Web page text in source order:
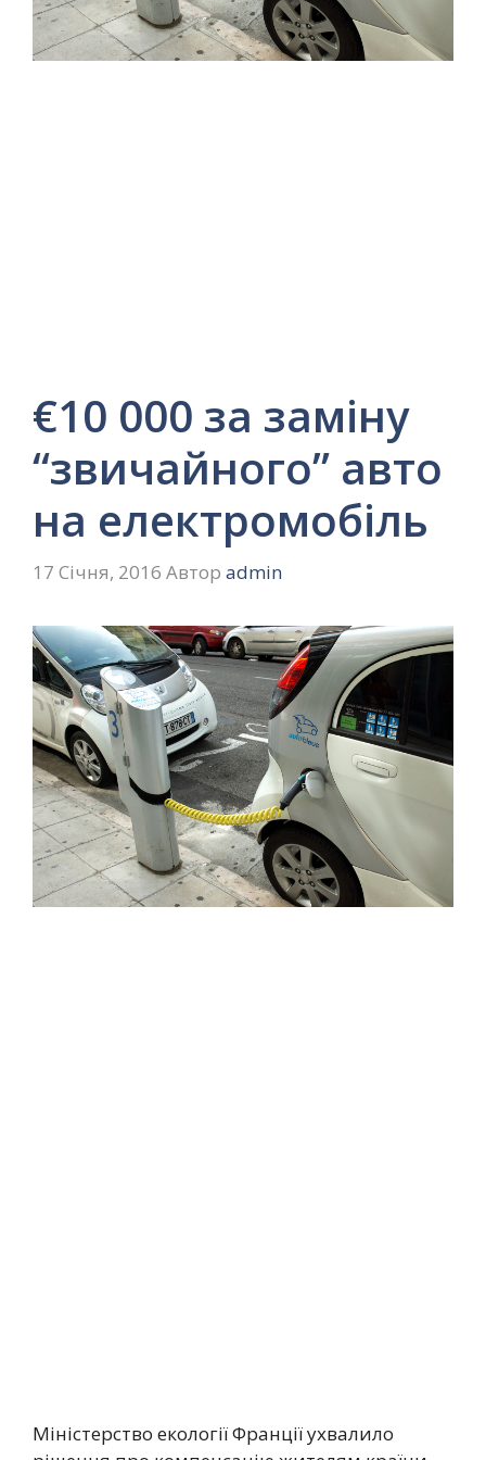
€10 000 за заміну
“звичайного” авто
на електромобіль
17 Січня, 2016 Автор admin
Міністерство екології Франції ухвалило